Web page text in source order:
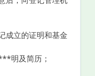
记成立的证明和基金
***明及简历；